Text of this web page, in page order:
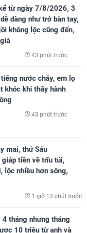
từ ngày 7/8/2026, 3
dàng như trở bàn tay,
không lộc cũng đến,
43 phút trước
nước chảy, em lọ
khóc khi thấy hành
43 phút trước
mai, thứ Sáu
tiền về trĩu túi,
lộc nhiều hơn sông,
1 giờ 13 phút trước
tháng nhưng tháng
10 triệu từ anh và